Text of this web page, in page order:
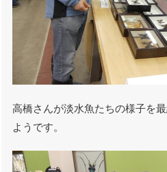
高橋さんが淡水魚たちの様子を
ようです。